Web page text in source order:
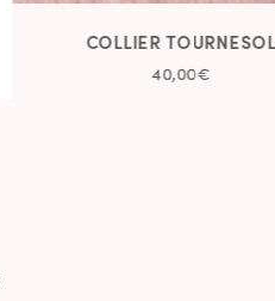
COLLIER TOURNESOL
40,00€